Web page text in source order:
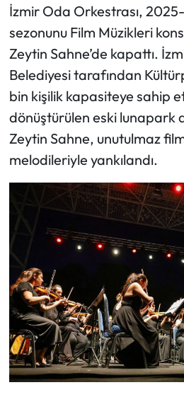
İzmir Oda Orkestrası,
sezonunu Film Müzikleri
Zeytin Sahne’de kapattı.
Belediyesi tarafından
bin kişilik kapasiteye sahip
dönüştürülen eski lunapark
Zeytin Sahne, unutulmaz
melodileriyle yankılandı.